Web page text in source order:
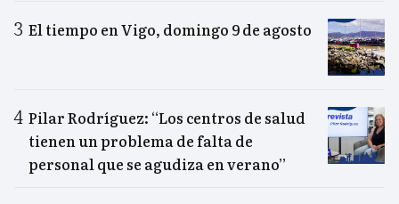
El tiempo en Vigo, domingo 9 de agosto
Pilar Rodríguez: “Los centros de salud
tienen un problema de falta de
personal que se agudiza en verano”